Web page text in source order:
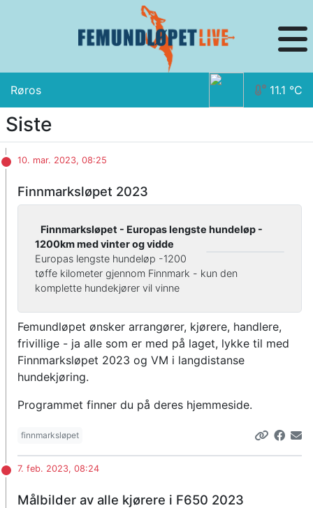
Røros 11.1 °C
Siste
10. mar. 2023, 08:25
Finnmarksløpet 2023
Finnmarksløpet - Europas lengste hundeløp -
1200km med vinter og vidde
Europas lengste hundeløp -1200
tøffe kilometer gjennom Finnmark - kun den
komplette hundekjører vil vinne
Femundløpet ønsker arrangører, kjørere, handlere,
frivillige - ja alle som er med på laget, lykke til med
Finnmarksløpet 2023 og VM i langdistanse
hundekjøring.
Programmet finner du på deres hjemmeside.
finnmarksløpet
7. feb. 2023, 08:24
Målbilder av alle kjørere i F650 2023